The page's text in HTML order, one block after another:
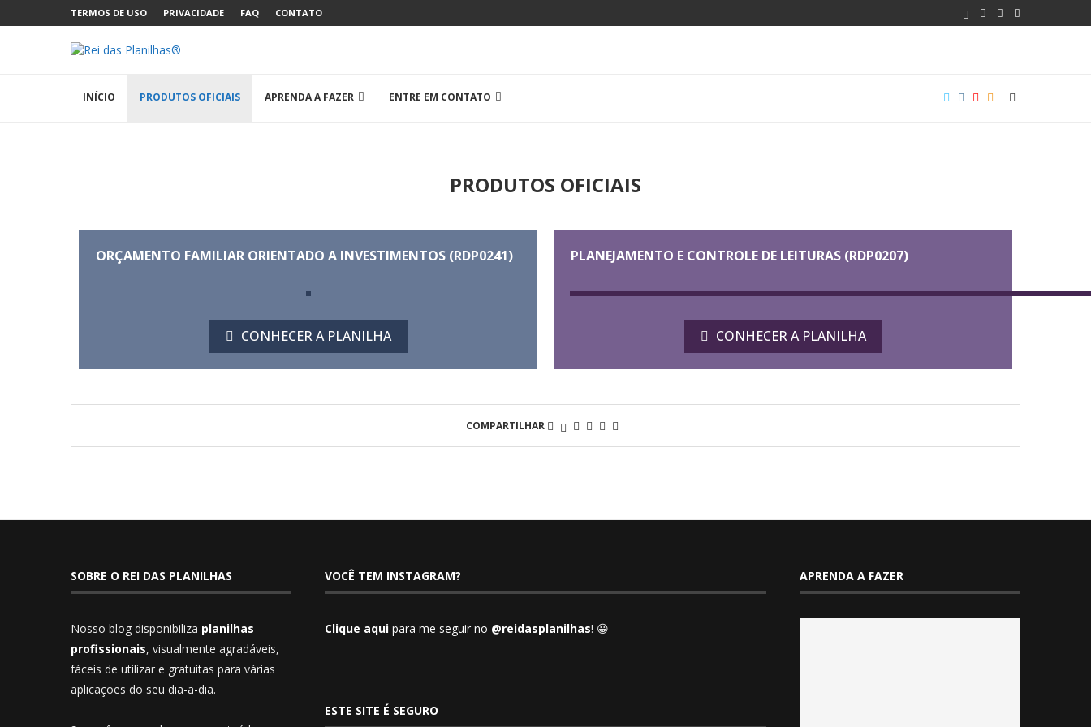
TERMOS DE USO PRIVACIDADE FAQ CONTATO
INÍCIO PRODUTOS OFICIAIS APRENDA A FAZER ENTRE EM CONTATO
PRODUTOS OFICIAIS
ORÇAMENTO FAMILIAR ORIENTADO A INVESTIMENTOS​ (RDP0241)
CONHECER A PLANILHA
PLANEJAMENTO E CONTROLE DE LEITURAS (RDP0207)
CONHECER A PLANILHA
COMPARTILHAR
SOBRE O REI DAS PLANILHAS
Nosso blog disponibiliza planilhas
profissionais, visualmente agradáveis,
fáceis de utilizar e gratuitas para várias
aplicações do seu dia-a-dia.
VOCÊ TEM INSTAGRAM?
Clique aquipara me seguir no @reidasplanilhas! 😀
ESTE SITE É SEGURO
APRENDA A FAZER